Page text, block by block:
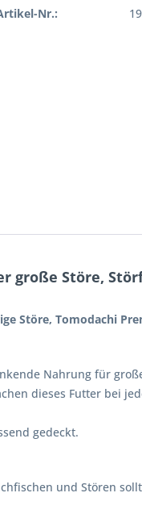
Nr.:
Störe,
Störe, Tomodachi
Nahrung für
dieses Futter bei
gedeckt.
und Stören